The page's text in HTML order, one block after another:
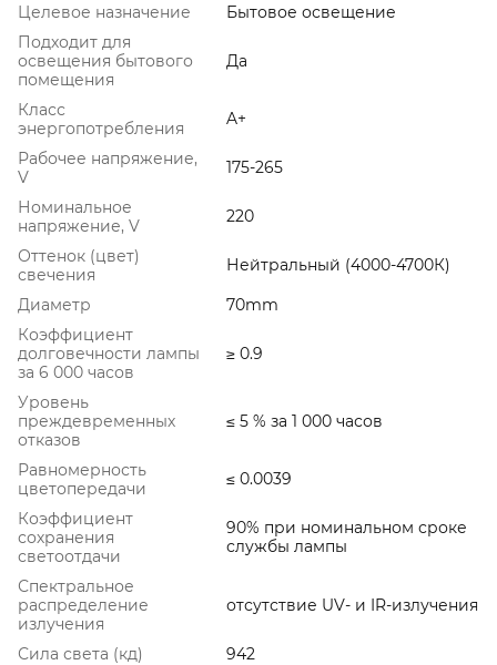
Целевое назначение
Бытовое освещение
Подходит для
освещения бытового
помещения
Да
Класс
энергопотребления
A+
Рабочее напряжение,
V
175-265
Номинальное
напряжение, V
220
Оттенок (цвет)
свечения
Нейтральный (4000-4700К)
Диаметр
70mm
Коэффициент
долговечности лампы
за 6 000 часов
≥ 0.9
Уровень
преждевременных
отказов
≤ 5 % за 1 000 часов
Равномерность
цветопередачи
≤ 0.0039
Коэффициент
сохранения
светоотдачи
90% при номинальном сроке
службы лампы
Спектральное
распределение
излучения
отсутствие UV- и IR-излучения
Сила света (кд)
942